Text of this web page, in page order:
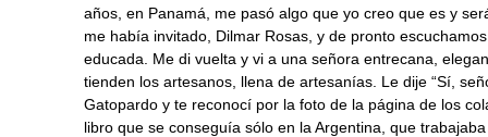
años, en Panamá, me pasó algo que yo creo que es y
me había invitado, Dilmar Rosas, y de pronto
educada. Me di vuelta y vi a una señora entrecana,
tienden los artesanos, llena de artesanías. Le dije “Sí,
Gatopardo y te reconocí por la foto de la página de los
libro que se conseguía sólo en la Argentina, que